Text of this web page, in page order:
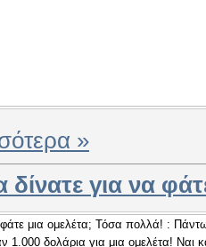
»
για να